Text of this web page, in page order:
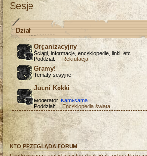
Sesje
Dział
Organizacyjny
Ściągi, informacje, encyklopedie, linki, etc.
Poddział:
Rekrutacja
Gramy!
Tematy sesyjne
Juuni Kokki
Moderator: Kami-sama
Poddział:
Encyklopedia świata
KTO PRZEGLĄDA FORUM